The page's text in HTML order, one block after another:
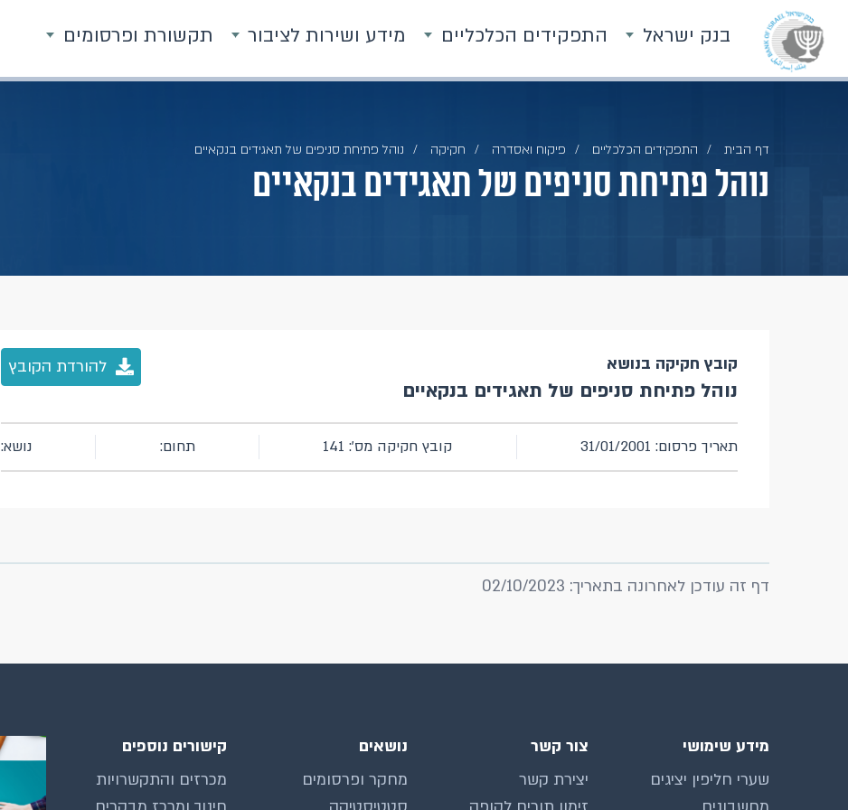
בנק ישראל התפקידים הכלכליים מידע ושירות לציבור תקשורת ופרסומים
דף הבית התפקידים הכלכליים פיקוח ואסדרה חקיקה נוהל פתיחת סניפים של תאגידים בנקאיים
נוהל פתיחת סניפים של תאגידים בנקאיים
קובץ חקיקה בנושא
נוהל פתיחת סניפים של תאגידים בנקאיים
להורדת הקובץ
תאריך פרסום: 31/01/2001 קובץ חקיקה מס': 141 תחום: נושא:
דף זה עודכן לאחרונה בתאריך: 02/10/2023
מידע שימושי
שערי חליפין יציגים
צור קשר
יצירת קשר
נושאים
מחקר ופרסומים
קישורים נוספים
מכרזים והתקשרויות